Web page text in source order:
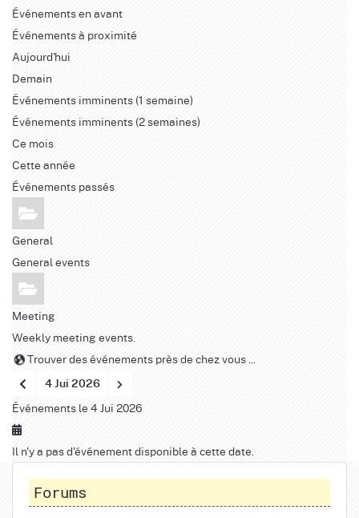
Événements en avant
Événements à proximité
Aujourd'hui
Demain
Événements imminents (1 semaine)
Événements imminents (2 semaines)
Ce mois
Cette année
Événements passés
General
General events
Meeting
Weekly meeting events.
Trouver des événements près de chez vous ...
4 Jui 2026
Événements le 4 Jui 2026
Il n'y a pas d'événement disponible à cette date.
Forums